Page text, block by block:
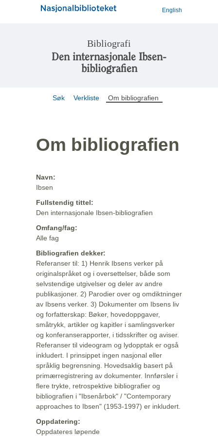
English
Bibliografi
Den internasjonale Ibsen-
bibliografien
Søk Verkliste Om bibliografien
Om bibliografien
Navn:
Ibsen
Fullstendig tittel:
Den internasjonale Ibsen-bibliografien
Omfang/fag:
Alle fag
Bibliografien dekker:
Referanser til: 1) Henrik Ibsens verker på
originalspråket og i oversettelser, både som
selvstendige utgivelser og deler av andre
publikasjoner. 2) Parodier over og omdiktninger
av Ibsens verker. 3) Dokumenter om Ibsens liv
og forfatterskap: Bøker, hovedoppgaver,
småtrykk, artikler og kapitler i samlingsverker
og konferanserapporter, i tidsskrifter og aviser.
Referanser til videogram og lydopptak er også
inkludert. I prinsippet ingen nasjonal eller
språklig begrensning. Hovedsaklig basert på
primærregistrering av dokumenter. Innførsler i
flere trykte, retrospektive bibliografier og
bibliografien i "Ibsenårbok" / "Contemporary
approaches to Ibsen" (1953-1997) er inkludert.
Oppdatering:
Oppdateres løpende